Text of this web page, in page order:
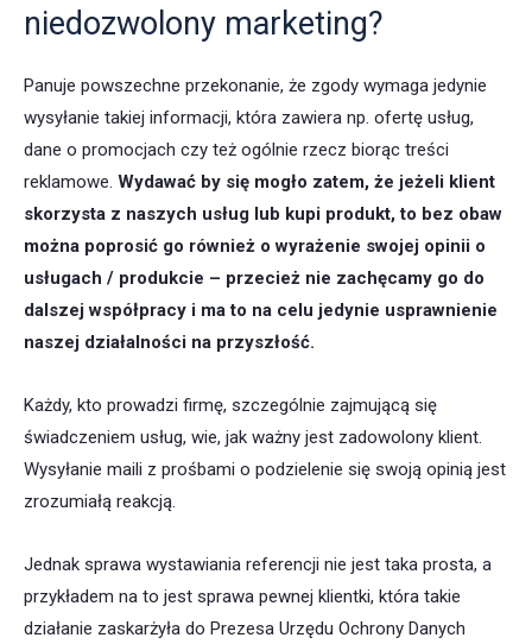
niedozwolony marketing?
Panuje powszechne przekonanie, że zgody wymaga jedynie
wysyłanie takiej informacji, która zawiera np. ofertę usług,
dane o promocjach czy też ogólnie rzecz biorąc treści
reklamowe. Wydawać by się mogło zatem, że jeżeli klient
skorzysta z naszych usług lub kupi produkt, to bez obaw
można poprosić go również o wyrażenie swojej opinii o
usługach / produkcie – przecież nie zachęcamy go do
dalszej współpracy i ma to na celu jedynie usprawnienie
naszej działalności na przyszłość.
Każdy, kto prowadzi firmę, szczególnie zajmującą się
świadczeniem usług, wie, jak ważny jest zadowolony klient.
Wysyłanie maili z prośbami o podzielenie się swoją opinią jest
zrozumiałą reakcją.
Jednak sprawa wystawiania referencji nie jest taka prosta, a
przykładem na to jest sprawa pewnej klientki, która takie
działanie zaskarżyła do Prezesa Urzędu Ochrony Danych